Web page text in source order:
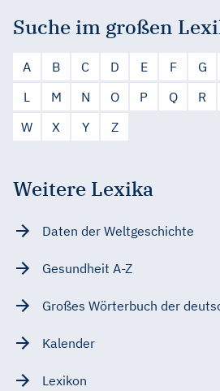
Suche im großen
A B C D E F G
L
M N O P Q R
W
X Y Z
Weitere Lexika
Daten der Weltgeschichte
Gesundheit A-Z
Großes Wörterbuch der
Kalender
Lexikon